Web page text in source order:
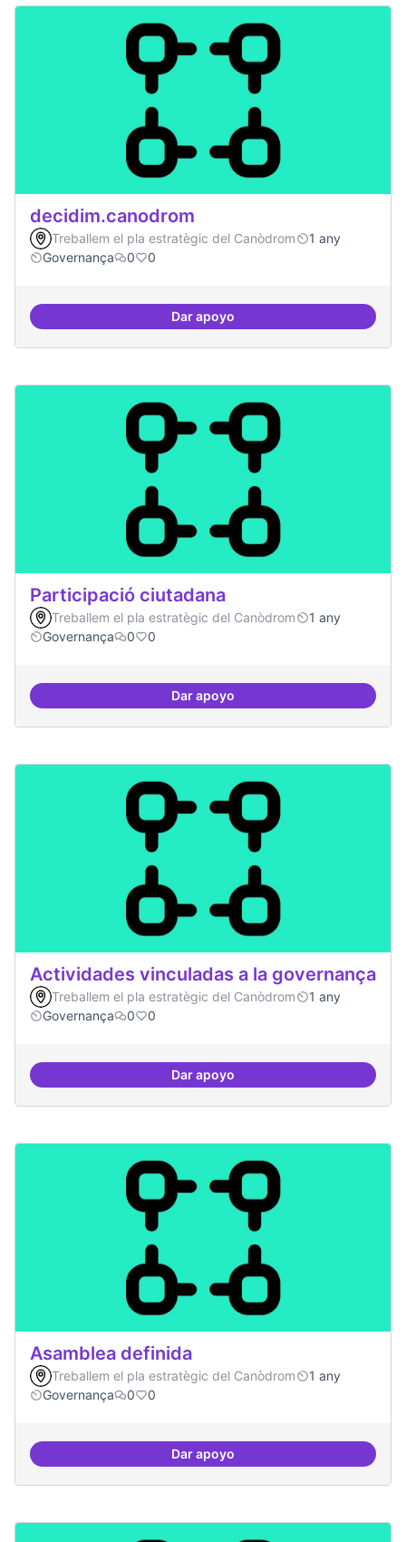
decidim.canodrom
Treballem el pla estratègic del Canòdrom
1 any
Governança
0 0
Dar apoyodecidim.canodrom
Participació ciutadana
Treballem el pla estratègic del Canòdrom
1 any
Governança
0 0
Dar apoyoParticipació ciutadana
Actividades vinculadas a la governança
Treballem el pla estratègic del Canòdrom
1 any
Governança
0 0
Dar apoyoActividades vinculadas a la
Asamblea definida
Treballem el pla estratègic del Canòdrom
1 any
Governança
0 0
Dar apoyoAsamblea definida